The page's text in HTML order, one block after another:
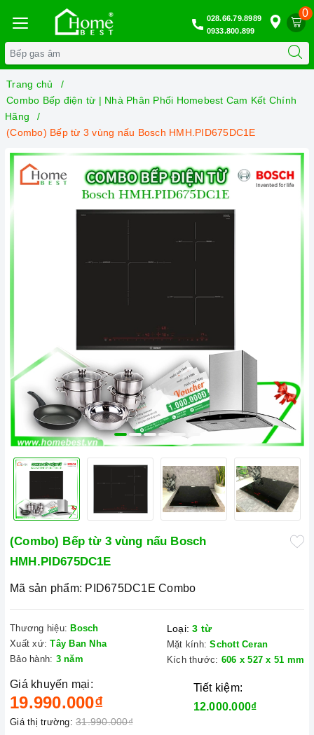
0
028.66.79.8989
0933.800.899
Trang chủ
Combo Bếp điện từ | Nhà Phân Phối Homebest Cam Kết Chính
Hãng
(Combo) Bếp từ 3 vùng nấu Bosch HMH.PID675DC1E
(Combo) Bếp từ 3 vùng nấu Bosch
HMH.PID675DC1E
Mã sản phẩm: PID675DC1E Combo
Thương hiệu: Bosch
Xuất xứ: Tây Ban Nha
Bảo hành: 3 năm
Loại: 3 từ
Mặt kính: Schott Ceran
Kích thước: 606 x 527 x 51 mm
Giá khuyến mại:
19.990.000₫
Giá thị trường: 31.990.000₫
Tiết kiệm:
12.000.000₫